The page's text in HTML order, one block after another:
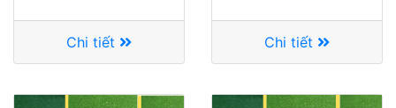
Chi tiết Chi tiết